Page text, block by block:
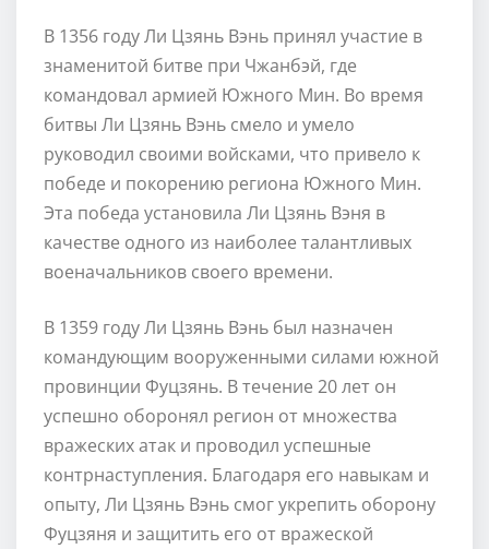
В 1356 году Ли Цзянь Вэнь принял участие в
знаменитой битве при Чжанбэй, где
командовал армией Южного Мин. Во время
битвы Ли Цзянь Вэнь смело и умело
руководил своими войсками, что привело к
победе и покорению региона Южного Мин.
Эта победа установила Ли Цзянь Вэня в
качестве одного из наиболее талантливых
военачальников своего времени.
В 1359 году Ли Цзянь Вэнь был назначен
командующим вооруженными силами южной
провинции Фуцзянь. В течение 20 лет он
успешно оборонял регион от множества
вражеских атак и проводил успешные
контрнаступления. Благодаря его навыкам и
опыту, Ли Цзянь Вэнь смог укрепить оборону
Фуцзяня и защитить его от вражеской